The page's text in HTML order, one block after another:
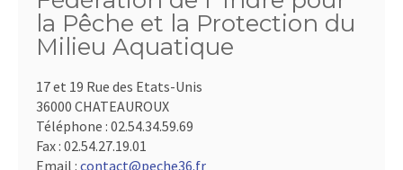
la Pêche et la Protection du
Milieu Aquatique
17 et 19 Rue des Etats-Unis
36000 CHATEAUROUX
Téléphone : 02.54.34.59.69
Fax : 02.54.27.19.01
Email : contact@peche36.fr